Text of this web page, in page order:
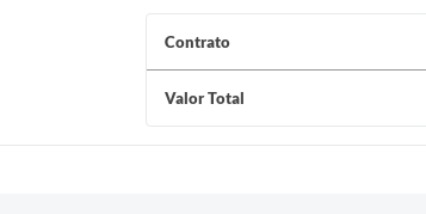
Contrato
Valor Total